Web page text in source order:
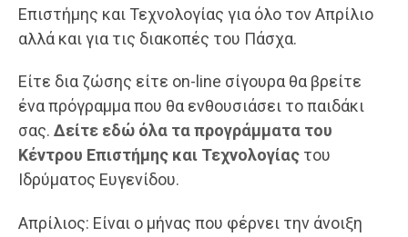
Επιστήμης και Τεχνολογίας για όλο τον Απρίλιο
αλλά και για τις διακοπές του Πάσχα.
Είτε δια ζώσης είτε on-line σίγουρα θα βρείτε
ένα πρόγραμμα που θα ενθουσιάσει το παιδάκι
σας. Δείτε εδώ όλα τα προγράμματα του
Κέντρου Επιστήμης και Τεχνολογίας του
Ιδρύματος Ευγενίδου.
Απρίλιος: Είναι ο μήνας που φέρνει την άνοιξη